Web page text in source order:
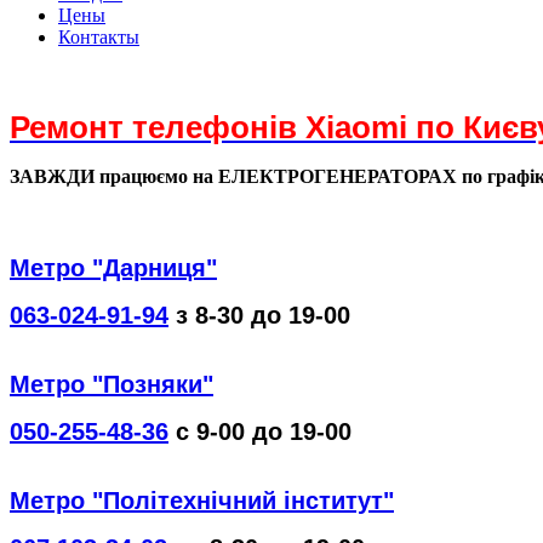
Цены
Контакты
Ремонт телефонів Xiaomi по
ЗАВЖДИ працюємо на ЕЛЕКТРОГЕНЕРАТОРАХ по
Метро "Дарниця"
063-024-91-94 з 8-30 до 19-00
Метро "Позняки"
050-255-48-36 с 9-00 до 19-00
Метро "Політехнічний інститут"